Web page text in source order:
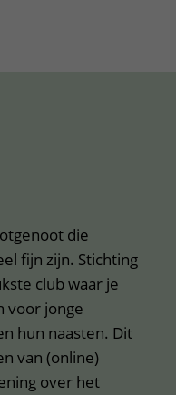
die
fijn zijn. Stichting
club waar je
voor jonge
hun naasten. Dit
van (online)
over het